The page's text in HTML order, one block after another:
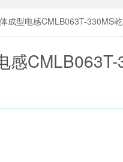
成型电感CMLB063T-330MS
感